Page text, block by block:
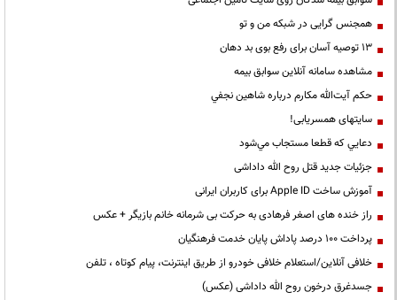
همجنس گرایی در شبکه من و تو
13 توصیه آسان برای رفع بوی بد دهان
مشاهده سامانه آنلاين سوابق بیمه
حكم آيت‌الله مكارم درباره شاهين نجفي
سایتهای همسریابی!
دعايي كه قطعا مستجاب مي‌شود
جزئیات جدید قتل روح الله داداشی
آموزش ساخت Apple ID برای کاربران ایرانی
راز خنده های اصغر فرهادی به حرکت بی شرمانه خانم بازیگر + عکس
پرداخت ۱۰۰ درصد پاداش پایان خدمت فرهنگیان
خلافی آنلاین/استعلام خلافی خودرو از طریق اینترنت، پیام کوتاه ، تلفن
جسدغرق درخون روح الله داداشی (عکس)